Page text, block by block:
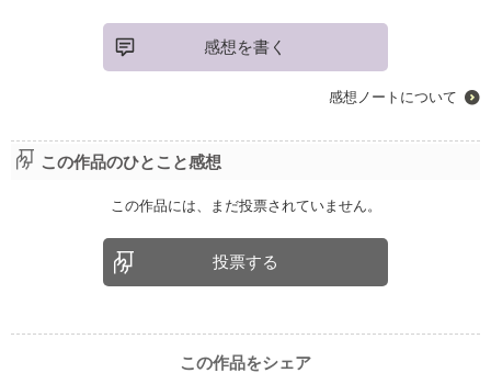
感想を書く
感想ノートについて
この作品のひとこと感想
この作品には、まだ投票されていません。
投票する
この作品をシェア